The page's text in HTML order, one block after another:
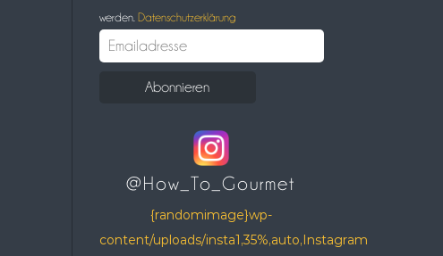
werden. Datenschutzerklärung
@How_To_Gourmet
{randomimage}wp-
content/uploads/insta1,35%,auto,Instagram